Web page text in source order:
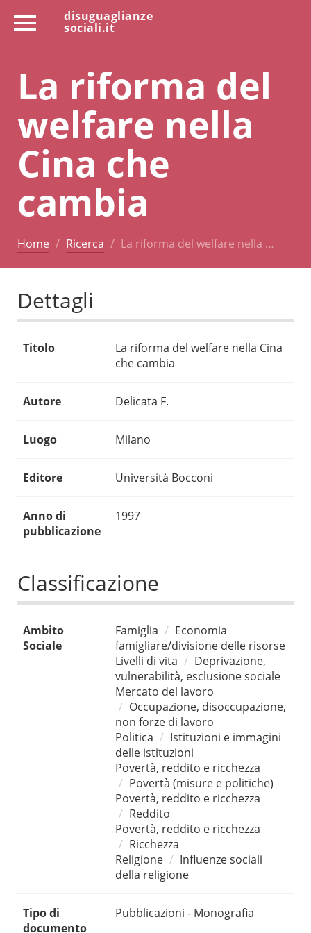
disuguaglianze
sociali.it
La riforma del
welfare nella
Cina che
cambia
Home Ricerca La riforma del welfare nella …
Dettagli
Titolo
La riforma del welfare nella Cina
che cambia
Autore Delicata F.
Luogo Milano
Editore Università Bocconi
Anno di
pubblicazione
1997
Classificazione
Ambito
Sociale
Famiglia
Economia
famigliare/divisione delle risorse
Livelli di vita
Deprivazione,
vulnerabilità, esclusione sociale
Mercato del lavoro
Occupazione, disoccupazione,
non forze di lavoro
Politica
Istituzioni e immagini
delle istituzioni
Povertà, reddito e ricchezza
Povertà (misure e politiche)
Povertà, reddito e ricchezza
Reddito
Povertà, reddito e ricchezza
Ricchezza
Religione
Influenze sociali
della religione
Tipo di
documento
Pubblicazioni - Monografia